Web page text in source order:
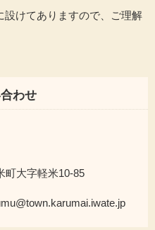
けてありますので、ご理解
わせ
大字軽米10-85